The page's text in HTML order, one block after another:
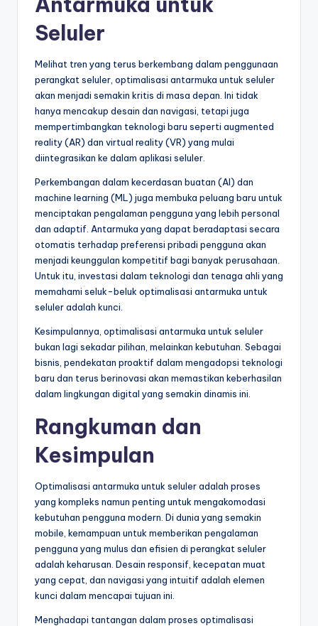
Seluler
Melihat tren yang terus berkembang dalam penggunaan
perangkat seluler, optimalisasi antarmuka untuk seluler
akan menjadi semakin kritis di masa depan. Ini tidak
hanya mencakup desain dan navigasi, tetapi juga
mempertimbangkan teknologi baru seperti augmented
reality (AR) dan virtual reality (VR) yang mulai
diintegrasikan ke dalam aplikasi seluler.
Perkembangan dalam kecerdasan buatan (AI) dan
machine learning (ML) juga membuka peluang baru untuk
menciptakan pengalaman pengguna yang lebih personal
dan adaptif. Antarmuka yang dapat beradaptasi secara
otomatis terhadap preferensi pribadi pengguna akan
menjadi keunggulan kompetitif bagi banyak perusahaan.
Untuk itu, investasi dalam teknologi dan tenaga ahli yang
memahami seluk-beluk optimalisasi antarmuka untuk
seluler adalah kunci.
Kesimpulannya, optimalisasi antarmuka untuk seluler
bukan lagi sekadar pilihan, melainkan kebutuhan. Sebagai
bisnis, pendekatan proaktif dalam mengadopsi teknologi
baru dan terus berinovasi akan memastikan keberhasilan
dalam lingkungan digital yang semakin dinamis ini.
Rangkuman dan
Kesimpulan
Optimalisasi antarmuka untuk seluler adalah proses
yang kompleks namun penting untuk mengakomodasi
kebutuhan pengguna modern. Di dunia yang semakin
mobile, kemampuan untuk memberikan pengalaman
pengguna yang mulus dan efisien di perangkat seluler
adalah keharusan. Desain responsif, kecepatan muat
yang cepat, dan navigasi yang intuitif adalah elemen
kunci dalam mencapai tujuan ini.
Menghadapi tantangan dalam proses optimalisasi